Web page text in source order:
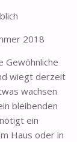
2018
Gewöhnliche
wiegt derzeit
wachsen
bleibenden
ein
Haus oder in